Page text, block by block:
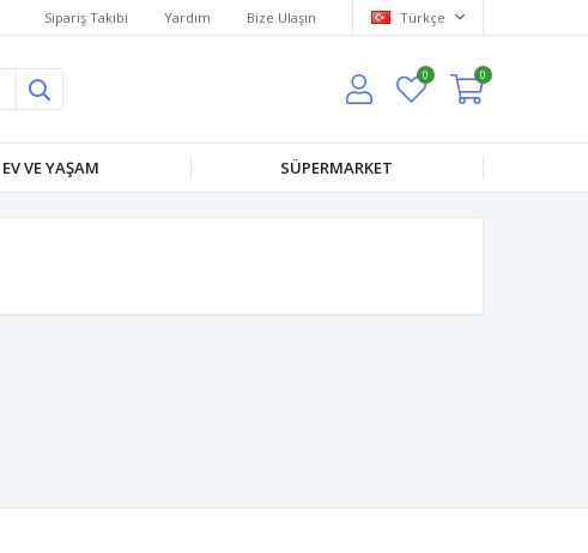
Sipariş Takibi Yardım Bize Ulaşın Türkçe
0 0
EV VE YAŞAM SÜPERMARKET